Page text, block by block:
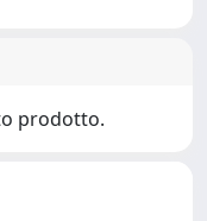
prodotto.